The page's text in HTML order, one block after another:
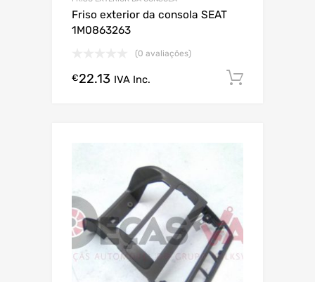
Friso exterior da consola SEAT
1M0863263
(0 avaliações)
€22.13 IVA Inc.